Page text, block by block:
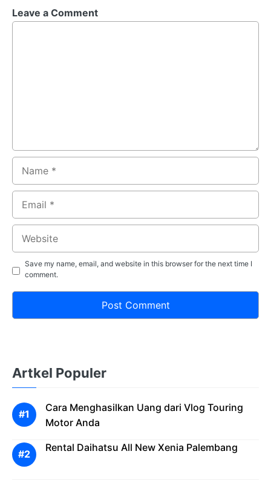
Leave a Comment
Comment
Name
Email
Website
Save my name, email, and website in this browser for the next time I
comment.
Artkel Populer
Cara Menghasilkan Uang dari Vlog Touring
Motor Anda
Rental Daihatsu All New Xenia Palembang